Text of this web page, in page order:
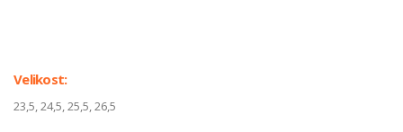
Velikost:
23,5, 24,5, 25,5, 26,5